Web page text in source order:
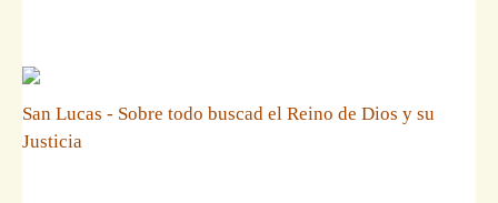
San Lucas - Sobre todo buscad el Reino de Dios y su
Justicia